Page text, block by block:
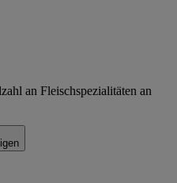
an Fleischspezialitäten an